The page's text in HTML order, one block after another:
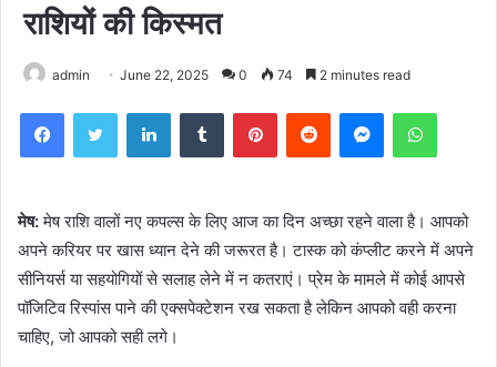
राशियों की किस्मत
admin June 22, 2025 0 74 2 minutes read
FacebookTwitter LinkedInTumblr PinterestReddit Messenger
मेष:मेष राशि वालों नए कपल्स के लिए आज का दिन अच्छा रहने वाला है। आपको
अपने करियर पर खास ध्यान देने की जरूरत है। टास्क को कंप्लीट करने में अपने
सीनियर्स या सहयोगियों से सलाह लेने में न कतराएं। प्रेम के मामले में कोई आपसे
पॉजिटिव रिस्पांस पाने की एक्सपेक्टेशन रख सकता है लेकिन आपको वही करना
चाहिए, जो आपको सही लगे।